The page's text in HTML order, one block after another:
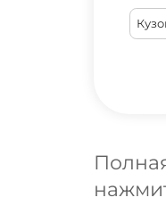
Mini
BYD